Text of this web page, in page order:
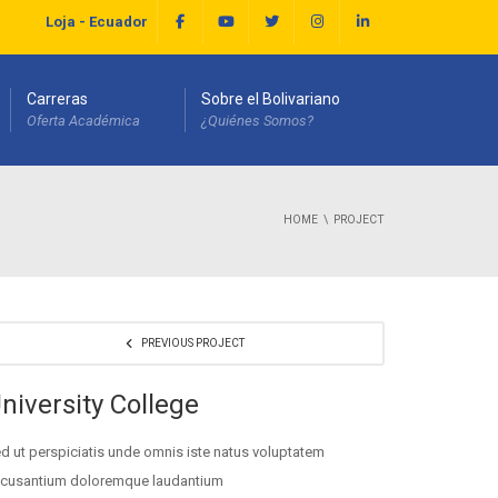
Loja - Ecuador
Carreras
Oferta Académica
Sobre el Bolivariano
¿Quiénes Somos?
HOME PROJECT
PREVIOUS PROJECT
College
ut perspiciatis unde omnis iste natus voluptatem
doloremque laudantium